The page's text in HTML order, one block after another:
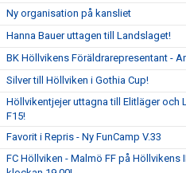
Ny organisation på kansliet
Hanna Bauer uttagen till Landslaget!
BK Höllvikens Föräldrarepresentant -
Silver till Höllviken i Gothia Cup!
Höllvikentjejer uttagna till Elitläger och
F15!
Favorit i Repris - Ny FunCamp V.33
FC Höllviken - Malmö FF på Höllvikens